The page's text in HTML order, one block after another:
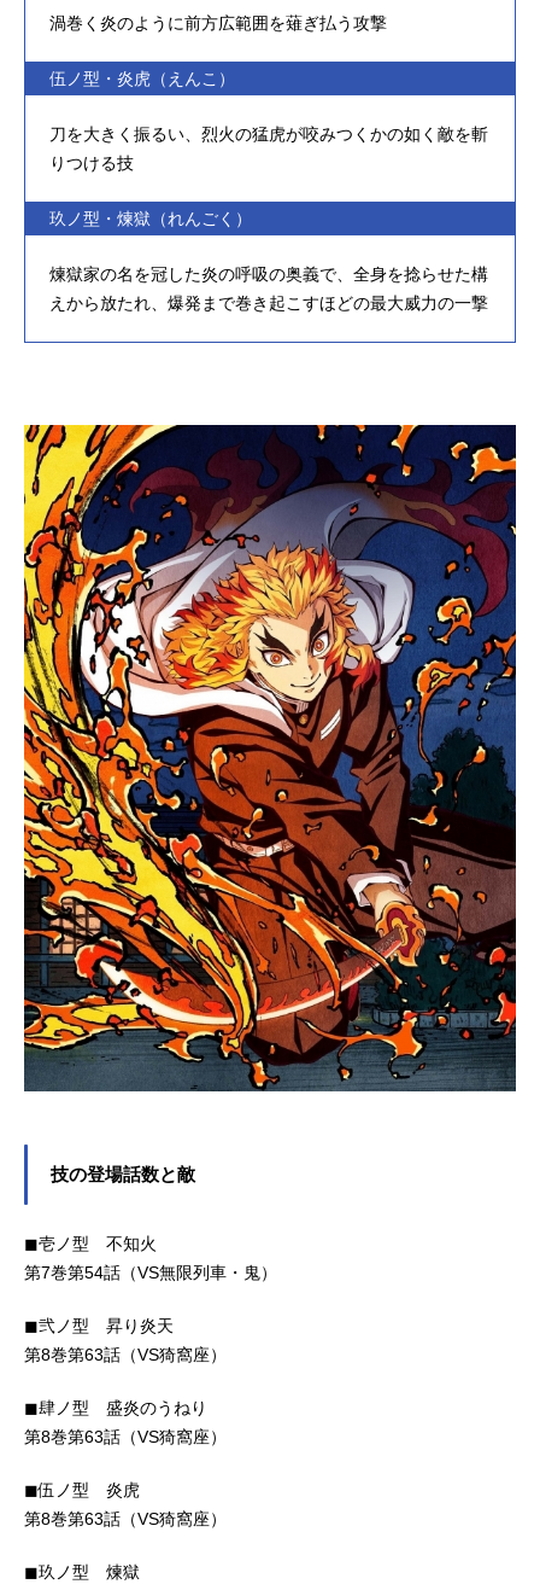
渦巻く炎のように前方広範囲を薙ぎ払う攻撃
伍ノ型・炎虎（えんこ）
刀を大きく振るい、烈火の猛虎が咬みつくかの如く敵を斬
りつける技
玖ノ型・煉獄（れんごく）
煉獄家の名を冠した炎の呼吸の奥義で、全身を捻らせた構
えから放たれ、爆発まで巻き起こすほどの最大威力の一撃
技の登場話数と敵
◼︎壱ノ型 不知火
第7巻第54話（VS無限列車・鬼）
◼︎弐ノ型 昇り炎天
第8巻第63話（VS猗窩座）
◼︎肆ノ型 盛炎のうねり
第8巻第63話（VS猗窩座）
◼︎伍ノ型 炎虎
第8巻第63話（VS猗窩座）
◼︎玖ノ型 煉獄